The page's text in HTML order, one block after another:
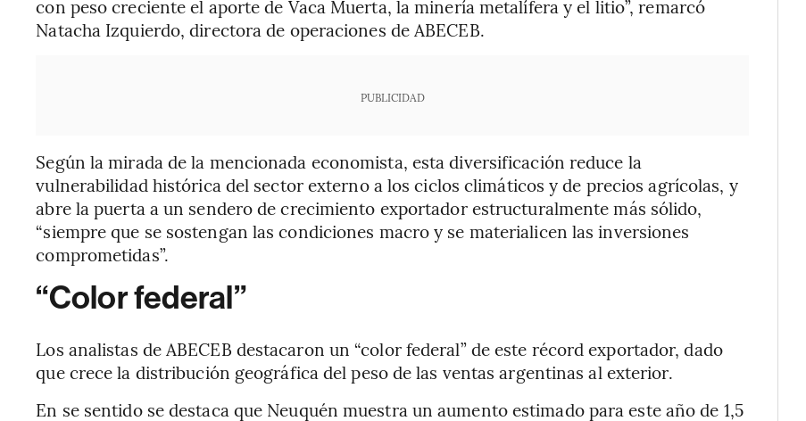
con peso creciente el aporte de Vaca Muerta, la minería metalífera y el litio”, remarcó
Natacha Izquierdo, directora de operaciones de ABECEB.
PUBLICIDAD
Según la mirada de la mencionada economista, esta diversificación reduce la
vulnerabilidad histórica del sector externo a los ciclos climáticos y de precios agrícolas, y
abre la puerta a un sendero de crecimiento exportador estructuralmente más sólido,
“siempre que se sostengan las condiciones macro y se materialicen las inversiones
comprometidas”.
“Color federal”
Los analistas de ABECEB destacaron un “color federal” de este récord exportador, dado
que crece la distribución geográfica del peso de las ventas argentinas al exterior.
En se sentido se destaca que Neuquén muestra un aumento estimado para este año de 1,5